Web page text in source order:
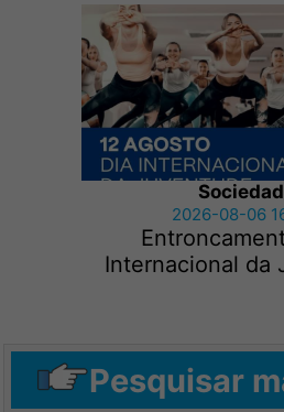
2026-08-06
Internacional da
Pesquisar